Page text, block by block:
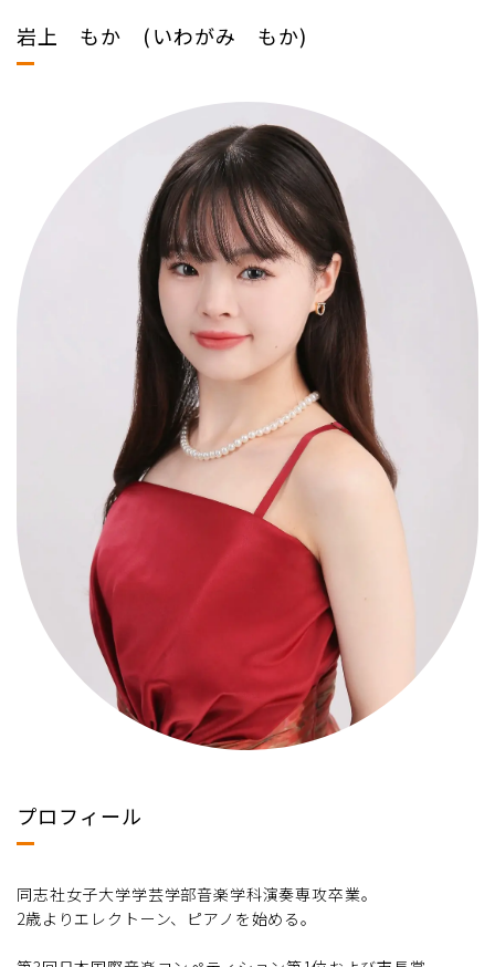
岩上 もか (いわがみ もか)
プロフィール
同志社女子大学学芸学部音楽学科演奏専攻卒業。
2歳よりエレクトーン、ピアノを始める。